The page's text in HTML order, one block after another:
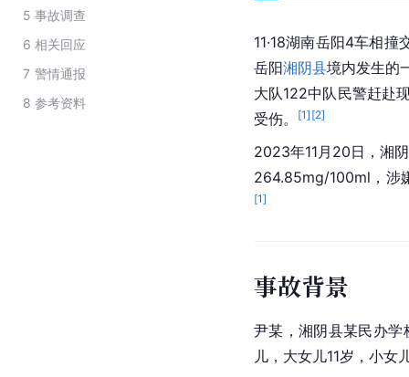
5 事故调查
6 相关回应
7 警情通报
8 参考资料
11·18湖南岳阳4车相
岳阳湘阴县境内发生的
大队122中队民警赶赴
受伤。
[1] [2]
2023年11月20日，湘
264.85mg/100ml，涉
[1]
事故背景
尹某，湘阴县某民办学
儿，大女儿11岁，小女